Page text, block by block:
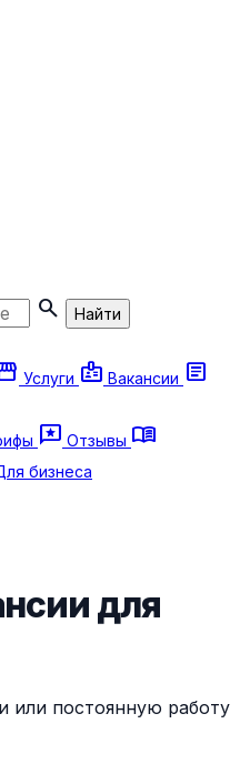
search
Найти
Услуги badge Вакансии article
reviews Отзывы menu_book
бизнеса
для
или постоянную работу